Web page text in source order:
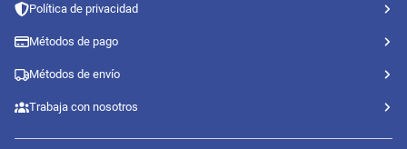
Política de privacidad
Métodos de pago
Métodos de envío
Trabaja con nosotros